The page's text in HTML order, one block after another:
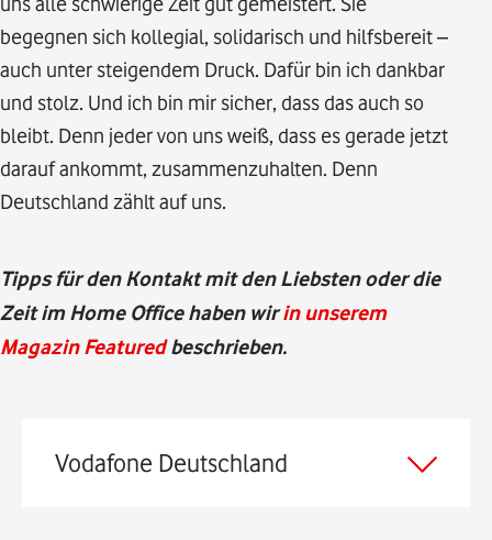
begegnen sich kollegial, solidarisch und hilfsbereit –
auch unter steigendem Druck. Dafür bin ich dankbar
und stolz. Und ich bin mir sicher, dass das auch so
bleibt. Denn jeder von uns weiß, dass es gerade jetzt
darauf ankommt, zusammenzuhalten. Denn
Deutschland zählt auf uns.
Tipps für den Kontakt mit den Liebsten oder die
Zeit im Home Office haben wirin unserem
Magazin Featuredbeschrieben.
Vodafone Deutschland